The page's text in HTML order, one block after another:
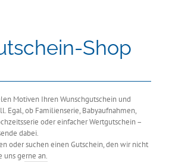
Shop
Motiven Ihren Wunschgutschein und
Egal, ob Familienserie, Babyaufnahmen,
oder einfacher Wertgutschein –
dabei.
oder suchen einen Gutschein, den wir nicht
uns gerne an.